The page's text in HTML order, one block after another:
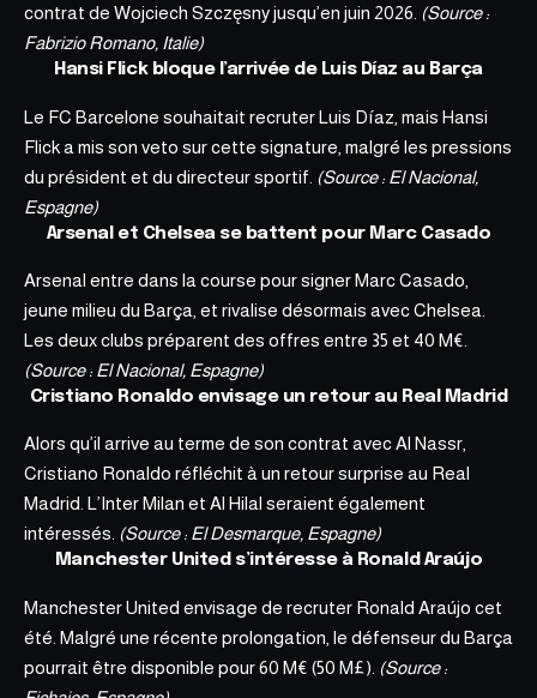
contrat de Wojciech Szczęsny jusqu’en juin 2026. (Source :
Fabrizio Romano, Italie)
Hansi Flick bloque l’arrivée de Luis Díaz au Barça
Le FC Barcelone souhaitait recruter Luis Díaz, mais Hansi
Flick a mis son veto sur cette signature, malgré les pressions
du président et du directeur sportif. (Source : El Nacional,
Espagne)
Arsenal et Chelsea se battent pour Marc Casado
Arsenal entre dans la course pour signer Marc Casado,
jeune milieu du Barça, et rivalise désormais avec Chelsea.
Les deux clubs préparent des offres entre 35 et 40 M€.
(Source : El Nacional, Espagne)
Cristiano Ronaldo envisage un retour au Real Madrid
Alors qu’il arrive au terme de son contrat avec Al Nassr,
Cristiano Ronaldo réfléchit à un retour surprise au Real
Madrid. L’Inter Milan et Al Hilal seraient également
intéressés. (Source : El Desmarque, Espagne)
Manchester United s’intéresse à Ronald Araújo
Manchester United envisage de recruter Ronald Araújo cet
été. Malgré une récente prolongation, le défenseur du Barça
pourrait être disponible pour 60 M€ (50 M£). (Source :